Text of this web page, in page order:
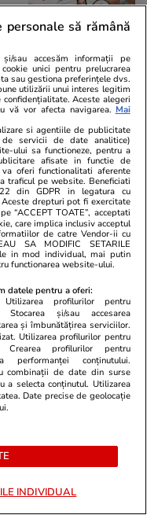
04 aug.
să rămână
și/sau accesăm informații pe
unici pentru prelucrarea
sau gestiona preferințele dvs.
utilizării unui interes legitim
Aceste alegeri
vă vor afecta navigarea. Mai
si agentiile de publicitate
servicii de date analitice)
ului sa functioneze, pentru a
afisate in functie de
oferi functionalitati aferente
traficul pe website. Beneficiati
din GDPR in legatura cu
drepturi pot fi exercitate
“ACCEPT TOATE”, acceptati
care implica inclusiv acceptul
de catre Vendor-ii cu
SA MODIFIC SETARILE
in mod individual, mai putin
functionarea website-ului.
datele pentru a oferi:
Utilizarea profilurilor pentru
Stocarea și/sau accesarea
și îmbunătățirea serviciilor.
Utilizarea profilurilor pentru
Crearea profilurilor pentru
performanței conținutului.
combinații de date din surse
a selecta conținutul. Utilizarea
Date precise de geolocație
INDIVIDUAL